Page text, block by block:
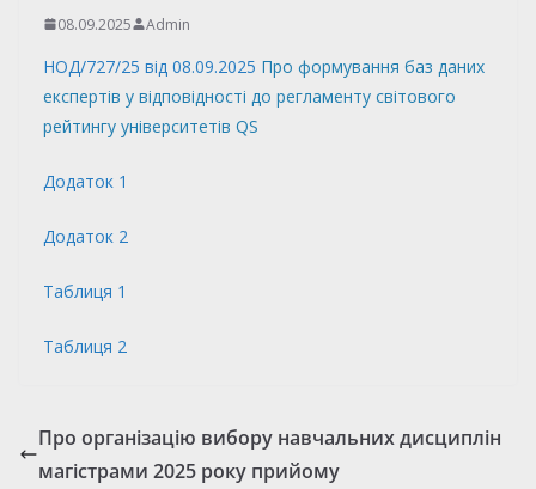
08.09.2025 Admin
НОД/727/25 від 08.09.2025 Про формування баз даних
експертів у відповідності до регламенту світового
рейтингу університетів QS
Додаток 1
Додаток 2
Таблиця 1
Таблиця 2
Про організацію вибору навчальних дисциплін
магістрами 2025 року прийому